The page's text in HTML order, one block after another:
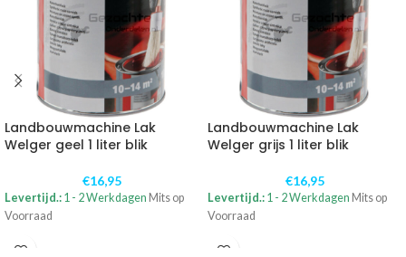
Landbouwmachine Lak
Welger geel 1 liter blik
€16,95
Levertijd.: 1 - 2 Werkdagen Mits op
Voorraad
Landbouwmachine Lak
Welger grijs 1 liter blik
€16,95
Levertijd.: 1 - 2 Werkdagen Mits op
Voorraad